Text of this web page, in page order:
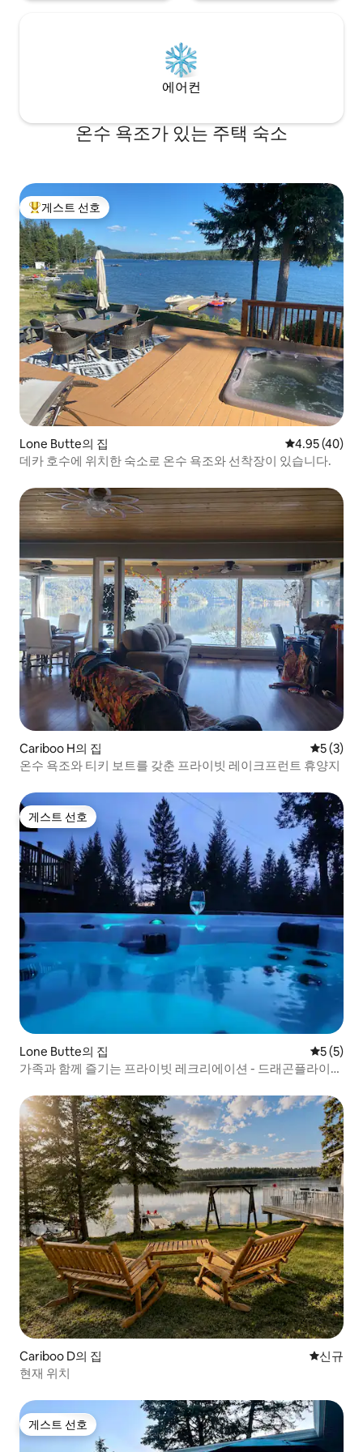
에어컨
온수 욕조가 있는 주택 숙소
상위 게스트 선호
게스트 선호
Lone Butte의 집 평점 4.95점(5
4.95 (40)
데카 호수에 위치한 숙소로 온수 욕조와 선착장이 있습니다.
Cariboo H의 집 평점 5점
5 (3)
온수 욕조와 티키 보트를 갖춘 프라이빗 레이크프런트 휴양지
게스트 선호
게스트 선호
Lone Butte의 집 평점 5점
5 (5)
가족과 함께 즐기는 프라이빗 레크리에이션 - 드래곤플라이
Cariboo D의 집 신규 숙소
신규
현재 위치
게스트 선호
게스트 선호